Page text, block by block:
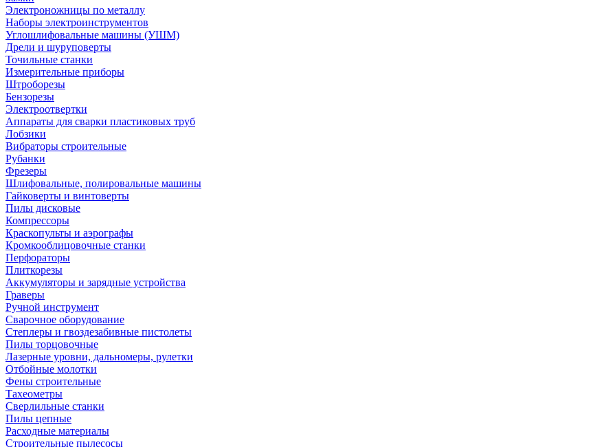
Электроножницы по металлу
Наборы электроинструментов
Углошлифовальные машины (УШМ)
Дрели и шуруповерты
Точильные станки
Измерительные приборы
Штроборезы
Бензорезы
Электроотвертки
Аппараты для сварки пластиковых труб
Лобзики
Вибраторы строительные
Рубанки
Фрезеры
Шлифовальные, полировальные машины
Гайковерты и винтоверты
Пилы дисковые
Компрессоры
Краскопульты и аэрографы
Кромкооблицовочные станки
Перфораторы
Плиткорезы
Аккумуляторы и зарядные устройства
Граверы
Ручной инструмент
Сварочное оборудование
Степлеры и гвоздезабивные пистолеты
Пилы торцовочные
Лазерные уровни, дальномеры, рулетки
Отбойные молотки
Фены строительные
Тахеометры
Сверлильные станки
Пилы цепные
Расходные материалы
Строительные пылесосы